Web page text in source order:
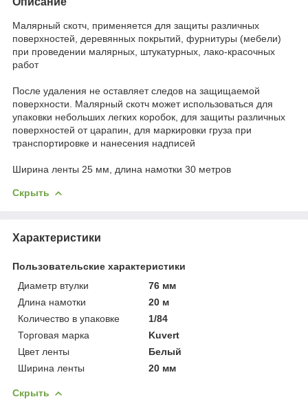
Малярный скотч, применяется для защиты различных
поверхностей, деревянных покрытий, фурнитуры (мебели)
при проведении малярных, штукатурных, лако-красочных
работ
После удаления не оставляет следов на защищаемой
поверхности. Малярный скотч может использоваться для
упаковки небольших легких коробок, для защиты различных
поверхностей от царапин, для маркировки груза при
транспортировке и нанесения надписей
Ширина ленты 25 мм, длина намотки 30 метров
Скрыть
Характеристики
Пользовательские характеристики
Диаметр втулки
76 мм
Длина намотки
20 м
Количество в упаковке
1/84
Торговая марка
Kuvert
Цвет ленты
Белый
Ширина ленты
20 мм
Скрыть